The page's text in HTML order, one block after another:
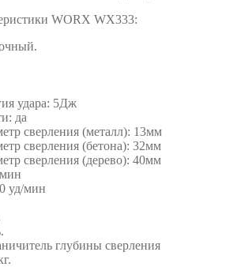
WORX WX333:
удара: 5Дж
да
сверления (металл): 13мм
сверления (бетона): 32мм
сверления (дерево): 40мм
уд/мин
глубины сверления